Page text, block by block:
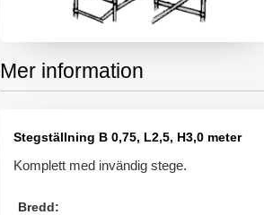
Mer information
Stegställning B 0,75, L2,5, H3,0 meter
Komplett med invändig stege.
Bredd: